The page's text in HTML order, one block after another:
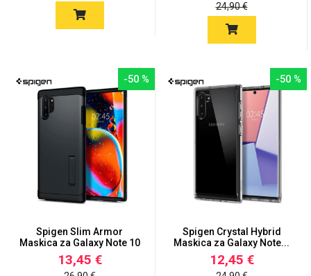
24,90 €
-50 %
Spigen Slim Armor
Maskica za Galaxy Note 10
-...
13,45 €
-50 %
Spigen Crystal Hybrid
Maskica za Galaxy Note...
12,45 €
Za njega
Svijet životinja Auto - Moto motivi
Mandale / Cvjetni
motivi
Citati & Stihovi